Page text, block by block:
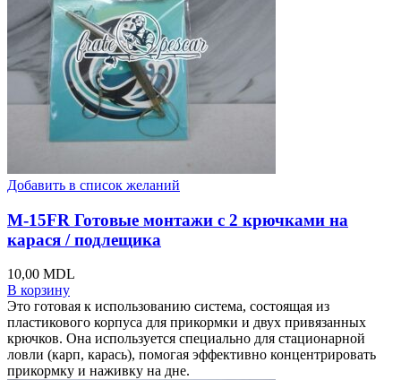
Добавить в список желаний
M-15FR Готовые монтажи с 2 крючками на
карася / подлещика
10,00 MDL
В корзину
Это готовая к использованию система, состоящая из
пластикового корпуса для прикормки и двух привязанных
крючков. Она используется специально для стационарной
ловли (карп, карась), помогая эффективно концентрировать
прикормку и наживку на дне.